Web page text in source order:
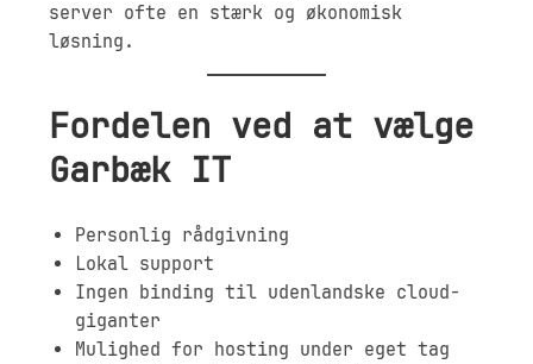
server ofte en stærk og økonomisk
løsning.
Fordelen ved at vælge
Garbæk IT
Personlig rådgivning
Lokal support
Ingen binding til udenlandske cloud-
giganter
Mulighed for hosting under eget tag